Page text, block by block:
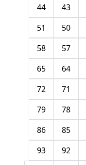
43
44
50
51
57
58
64
65
71
72
78
79
85
86
92
93